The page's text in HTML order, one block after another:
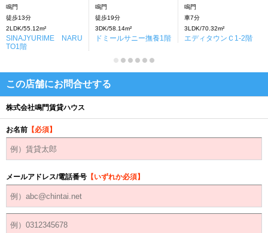
鳴門
徒歩13分
2LDK/55.12m²
SINAJYURIME NARU
TO1階
鳴門
徒歩19分
3DK/58.14m²
ドミールサニー撫養1階
鳴門
車7分
3LDK/70.32m²
エディタウンＣ1-2階
この店舗にお問合せする
株式会社鳴門賃貸ハウス
お名前 【必須】
メールアドレス/電話番号 【いずれか必須】